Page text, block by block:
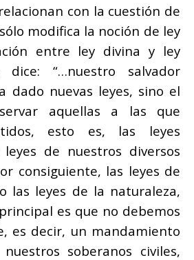
con la cuestión de
modifica la noción de ley
entre ley divina y ley
dice: “…nuestro salvador
dado nuevas leyes, sino el
aquellas a las que
esto es, las leyes
de nuestros diversos
consiguiente, las leyes de
las leyes de la naturaleza,
es que no debemos
es decir, un mandamiento
soberanos civiles,